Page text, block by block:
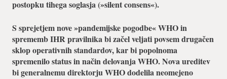
postopku tihega soglasja (»silent consens«).
S sprejetjem nove »pandemijske pogodbe« WHO in
sprememb IHR pravilnika bi začel veljati povsem drugačen
sklop operativnih standardov, kar bi popolnoma
spremenilo status in način delovanja WHO. Nova ureditev
bi generalnemu direktorju WHO dodelila neomejeno